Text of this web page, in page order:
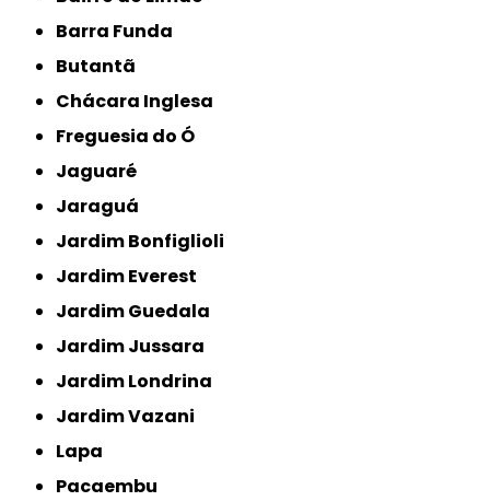
Barra Funda
Butantã
Chácara Inglesa
Freguesia do Ó
Jaguaré
Jaraguá
Jardim Bonfiglioli
Jardim Everest
Jardim Guedala
Jardim Jussara
Jardim Londrina
Jardim Vazani
Lapa
Pacaembu